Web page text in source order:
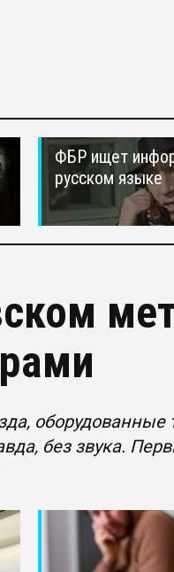
ФБР ищет
русском языке
оборудованные
без звука.